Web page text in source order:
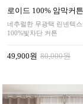
로이드 100% 암막커
네추럴한 무광택 린넨텍
100%빛차단 커튼
49,900원 80,000원